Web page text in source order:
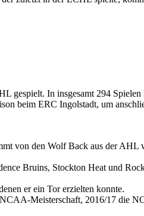
gespielt. In insgesamt 294 Spielen
beim ERC Ingolstadt, um
von den Wolf Back aus der AHL
Bruins, Stockton Heat und
er ein Tor erzielten konnte.
Meisterschaft, 2016/17 die